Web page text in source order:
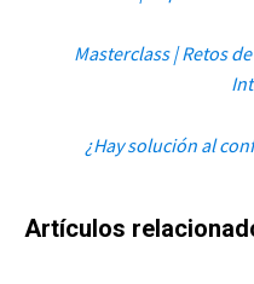
Masterclass | Retos
¿Hay solución al
Artículos